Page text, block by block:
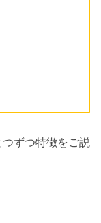
ずつ特徴をご説